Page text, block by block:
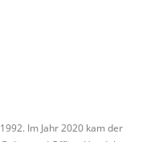
Im Jahr 2020 kam der